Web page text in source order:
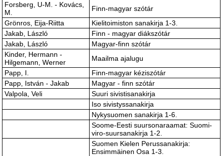
Forsberg, U-M. - Kovács,
M.
Finn-magyar szótár
Grönros, Eija-Riitta
Kielitoimiston sanakirja 1-3.
Jakab, László
Finn - magyar diákszótár
Jakab, László
Magyar-finn szótár
Kinder, Hermann -
Hilgemann, Werner
Maailma ajalugu
Papp, I.
Finn-magyar kéziszótár
Papp, István - Jakab
Magyar - finn szótár
Valpola, Veli
Suuri sivistisanakirja
Iso sivistyssanakirja
Nykysuomen sanakirja 1-6.
Soome-Eesti suursonaraamat: Suomi-
viro-suursanakirja 1-2.
Suomen Kielen Perussanakirja:
Ensimmäinen Osa 1-3.